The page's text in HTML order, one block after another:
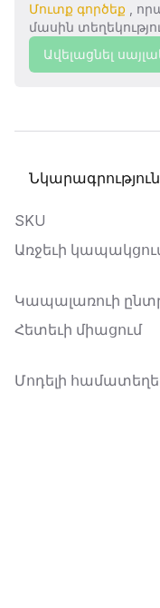
Մուտք գործեք ,
մասին
Ավելացնել
Ընտրել տաբ
SKU
Առջեւի
Կապալառուի
Հետեւի միացում
Մոդելի